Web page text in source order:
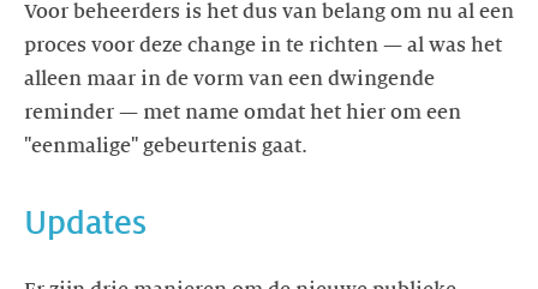
Voor beheerders is het dus van belang om nu al een
proces voor deze change in te richten — al was het
alleen maar in de vorm van een dwingende
reminder — met name omdat het hier om een
"eenmalige" gebeurtenis gaat.
Updates